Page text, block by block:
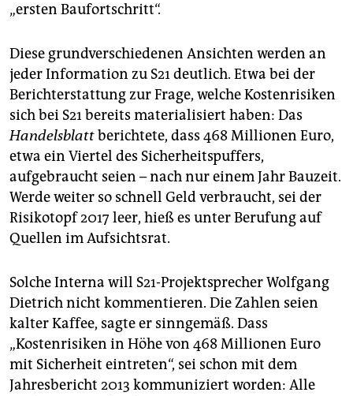
„ersten Baufortschritt“.
Diese grundverschiedenen Ansichten werden an
jeder Information zu S21 deutlich. Etwa bei der
Berichterstattung zur Frage, welche Kostenrisiken
sich bei S21 bereits materialisiert haben: Das
Handelsblattberichtete, dass 468 Millionen Euro,
etwa ein Viertel des Sicherheitspuffers,
aufgebraucht seien – nach nur einem Jahr Bauzeit.
Werde weiter so schnell Geld verbraucht, sei der
Risikotopf 2017 leer, hieß es unter Berufung auf
Quellen im Aufsichtsrat.
Solche Interna will S21-Projektsprecher Wolfgang
Dietrich nicht kommentieren. Die Zahlen seien
kalter Kaffee, sagte er sinngemäß. Dass
„Kostenrisiken in Höhe von 468 Millionen Euro
mit Sicherheit eintreten“, sei schon mit dem
Jahresbericht 2013 kommuniziert worden: Alle